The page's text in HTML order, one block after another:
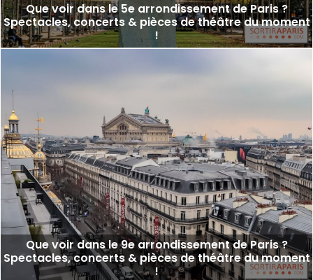
Que voir dans le 5e arrondissement de Paris ?
Spectacles, concerts & pièces de théâtre du moment
!
Que voir dans le 9e arrondissement de Paris ?
Spectacles, concerts & pièces de théâtre du moment
!